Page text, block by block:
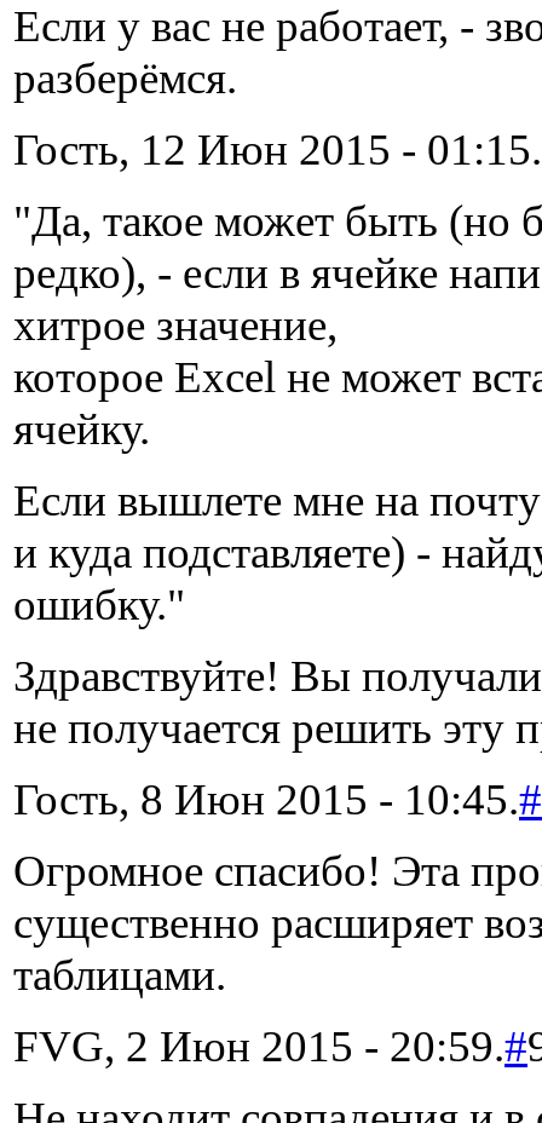
Если у вас не работает, -
разберёмся.
Гость, 12 Июн 2015 - 01:15.
"Да, такое может быть (но
редко), - если в ячейке
хитрое значение,
которое Excel не может
ячейку.
Если вышлете мне на
и куда подставляете) -
ошибку."
Здравствуйте! Вы
не получается решить эту
Гость, 8 Июн 2015 - 10:45.#
Огромное спасибо! Эта
существенно расширяет
таблицами.
FVG, 2 Июн 2015 - 20:59.#